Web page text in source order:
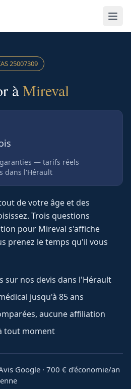
25007309
àMireval
— tarifs réels
dans l'Hérault
de votre âge et des
Trois questions
pour Mireval s'affiche
prenez le temps qu'il vous
sur nos devis dans l'Hérault
jusqu'à 85 ans
aucune affiliation
tout moment
Google · 700 € d'économie/an